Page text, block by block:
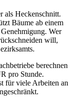
als Heckenschnitt.
Bäume ab einem
Wer
will,
berechnen
pro Stunde.
für viele Arbeiten an